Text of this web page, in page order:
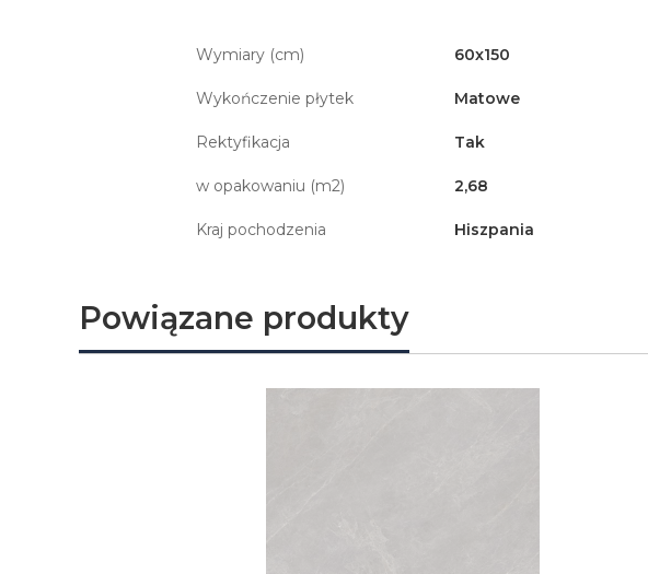
Wymiary (cm) 60x150
Wykończenie płytek Matowe
Rektyfikacja Tak
w opakowaniu (m2) 2,68
Kraj pochodzenia Hiszpania
Powiązane produkty